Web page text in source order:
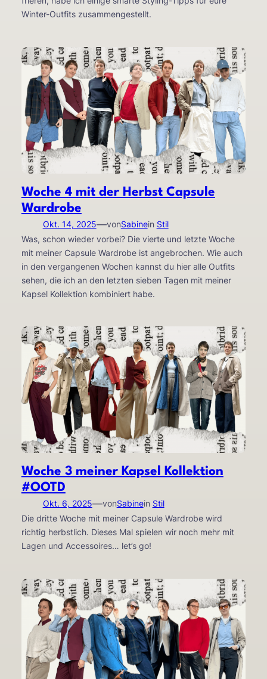
Winter-Outfits zusammengestellt.
Woche 4 mit der Herbst Capsule
Wardrobe
Okt. 14, 2025—vonSabinein Stil
Was, schon wieder vorbei? Die vierte und letzte Woche
mit meiner Capsule Wardrobe ist angebrochen. Wie auch
in den vergangenen Wochen kannst du hier alle Outfits
sehen, die ich an den letzten sieben Tagen mit meiner
Kapsel Kollektion kombiniert habe.
Woche 3 meiner Kapsel Kollektion
#OOTD
Okt. 6, 2025—vonSabinein Stil
Die dritte Woche mit meiner Capsule Wardrobe wird
richtig herbstlich. Dieses Mal spielen wir noch mehr mit
Lagen und Accessoires… let’s go!